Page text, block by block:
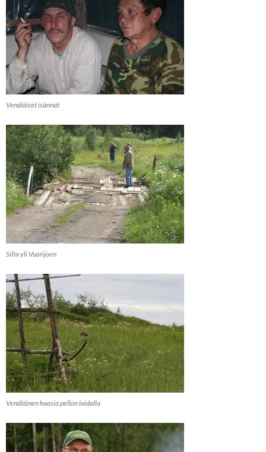
Venäläiset isännät
Silta yli Vuorijoen
Venäläinen haasia pellon laidalla